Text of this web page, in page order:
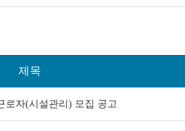
제목
로자(시설관리) 모집 공고